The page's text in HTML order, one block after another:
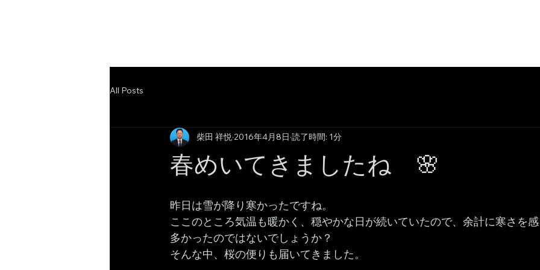
All Posts
春めいてきましたね 🌸
柴田 祥悦2016年4月8日 読了時間: 1分
昨日は雪が降り寒かったですね。
ここのところ気温も暖かく、穏やかな日が続いていたので、余計に寒さを
多かったのではないでしょうか？
そんな中、桜の便りも届いてきました。